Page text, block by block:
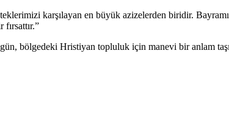
karşılayan en büyük azizelerden biridir.
bölgedeki Hristiyan topluluk için manevi bir anlam